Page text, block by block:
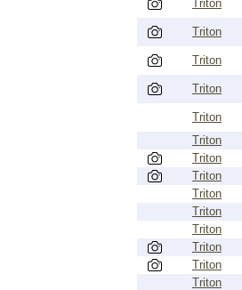
Triton
Triton
Triton
Triton
Triton
Triton
Triton
Triton
Triton
Triton
Triton
Triton
Triton
Triton